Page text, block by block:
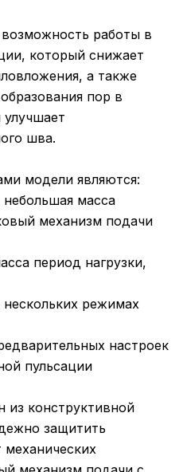
работы в
который снижает
а также
пор в
шва.
модели являются:
масса
механизм подачи
период нагрузки,
режимах
настроек
пульсации
из конструктивной
защитить